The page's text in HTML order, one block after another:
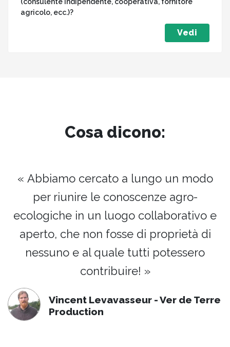
agricolo, ecc.)?
Vedi
Cosa dicono:
« Abbiamo cercato a lungo un modo
per riunire le conoscenze agro-
ecologiche in un luogo collaborativo e
aperto, che non fosse di proprietà di
nessuno e al quale tutti potessero
contribuire! »
Vincent Levavasseur - Ver de Terre
Production